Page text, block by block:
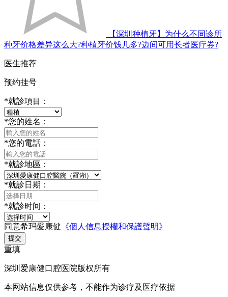
【深圳种植牙】为什么不同诊所
种牙价格差异这么大?种植牙价钱几多?边间可用长者医疗券?
医生推荐
预约挂号
*就診項目：
*您的姓名：
*您的電話：
*就診地區：
*就診日期：
*就診时间：
同意希玛愛康健 《個人信息授權和保護聲明》
提交
重填
深圳爱康健口腔医院版权所有
本网站信息仅供参考，不能作为诊疗及医疗依据